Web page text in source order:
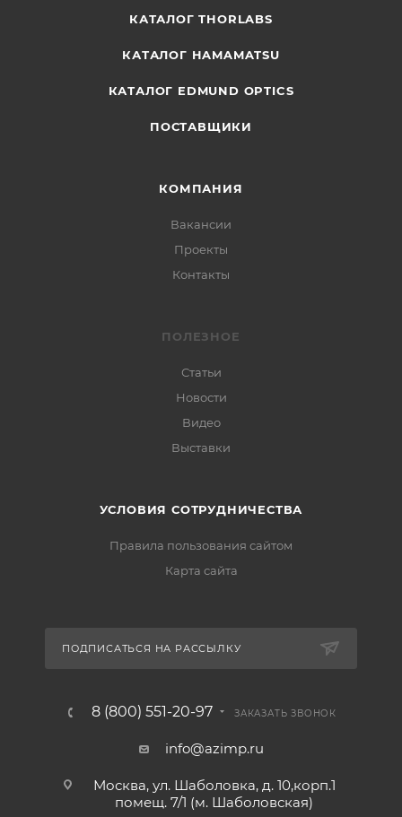
КАТАЛОГ THORLABS
КАТАЛОГ HAMAMATSU
КАТАЛОГ EDMUND OPTICS
ПОСТАВЩИКИ
КОМПАНИЯ
Вакансии
Проекты
Контакты
ПОЛЕЗНОЕ
Статьи
Новости
Видео
Выставки
УСЛОВИЯ СОТРУДНИЧЕСТВА
Правила пользования сайтом
Карта сайта
ПОДПИСАТЬСЯ НА РАССЫЛКУ
8 (800) 551-20-97 ЗАКАЗАТЬ ЗВОНОК
info@azimp.ru
Москва, ул. Шаболовка, д. 10,корп.1
помещ. 7/1 (м. Шаболовская)